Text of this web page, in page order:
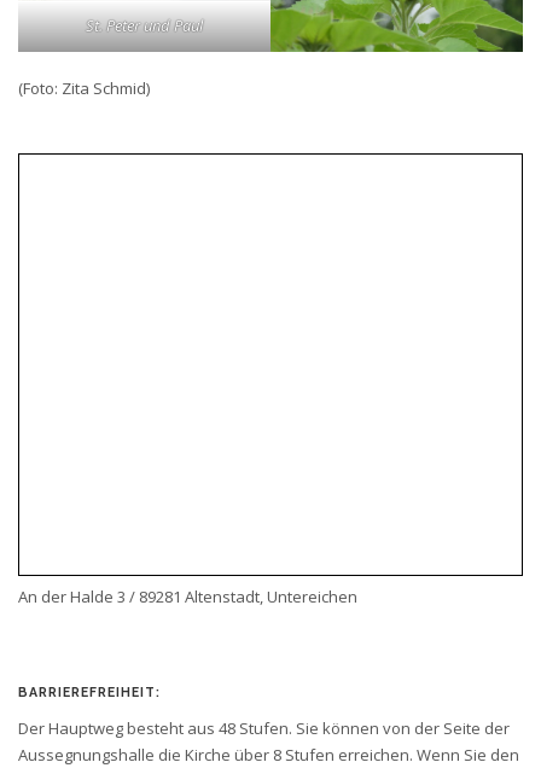
St. Peter und Paul
(Foto: Zita Schmid)
An der Halde 3 / 89281 Altenstadt, Untereichen
BARRIEREFREIHEIT:
Der Hauptweg besteht aus 48 Stufen. Sie können von der Seite der
Aussegnungshalle die Kirche über 8 Stufen erreichen. Wenn Sie den